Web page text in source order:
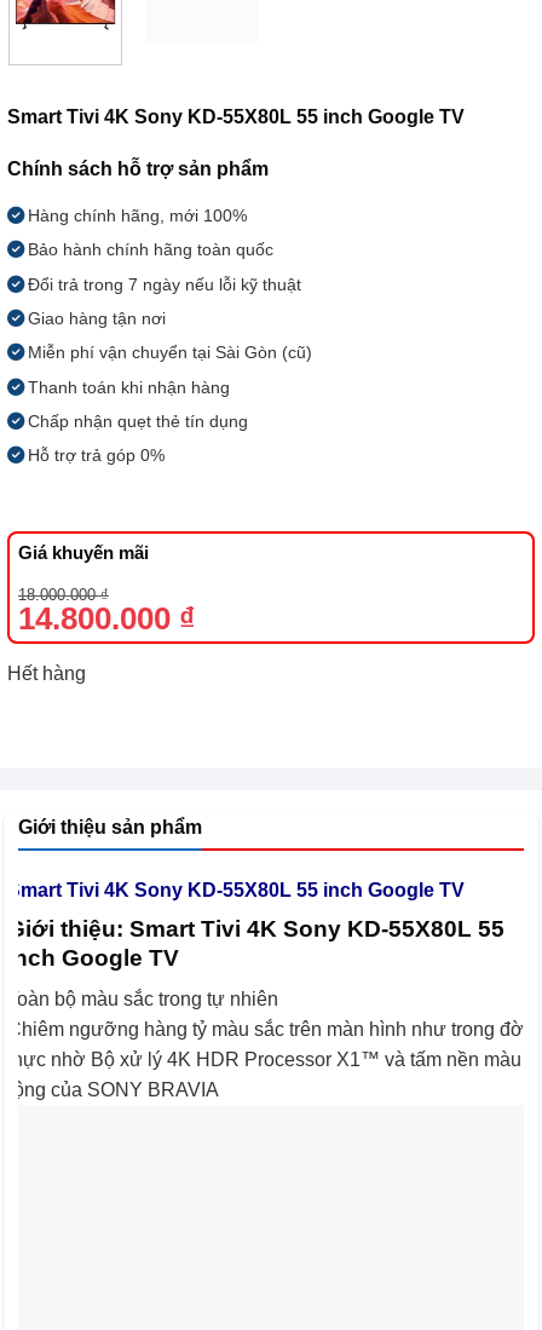
Smart Tivi 4K Sony KD-55X80L 55 inch Google TV
Chính sách hỗ trợ sản phẩm
Hàng chính hãng, mới 100%
Bảo hành chính hãng toàn quốc
Đổi trả trong 7 ngày nếu lỗi kỹ thuật
Giao hàng tận nơi
Miễn phí vận chuyển tại Sài Gòn (cũ)
Thanh toán khi nhận hàng
Chấp nhận quẹt thẻ tín dụng
Hỗ trợ trả góp 0%
Giá khuyến mãi
18.000.000₫
Giá
gốc
là:
14.800.000 ₫
Giá
hiện
tại
14.800.000 ₫.
Hết hàng
Giới thiệu sản phẩm
Smart Tivi 4K Sony KD-55X80L 55 inch Google TV
Giới thiệu: Smart Tivi 4K Sony KD-55X80L 55
inch Google TV
Toàn bộ màu sắc trong tự nhiên
Chiêm ngưỡng hàng tỷ màu sắc trên màn hình như trong đời
thực nhờ Bộ xử lý 4K HDR Processor X1™ và tấm nền màu
rộng của SONY BRAVIA